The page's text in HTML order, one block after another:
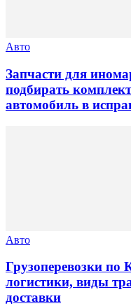
Авто
Запчасти для
подбирать
автомобиль в
Авто
Грузоперевозки по
логистики, виды
доставки